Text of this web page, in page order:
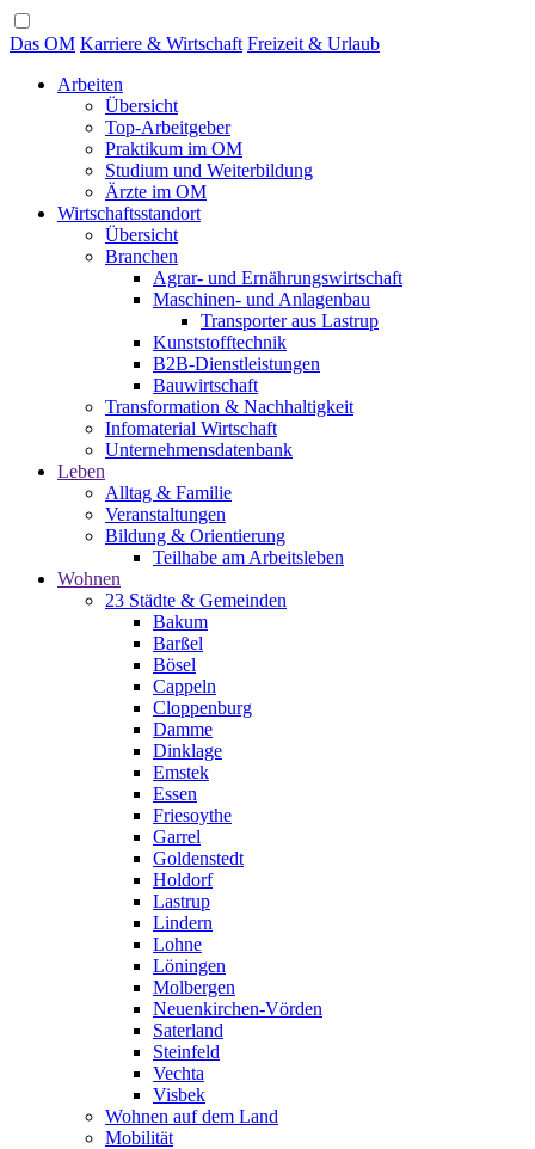
Das OM Karriere & Wirtschaft Freizeit & Urlaub
Arbeiten
Übersicht
Top-Arbeitgeber
Praktikum im OM
Studium und Weiterbildung
Ärzte im OM
Wirtschaftsstandort
Übersicht
Branchen
Agrar- und Ernährungswirtschaft
Maschinen- und Anlagenbau
Transporter aus Lastrup
Kunststofftechnik
B2B-Dienstleistungen
Bauwirtschaft
Transformation & Nachhaltigkeit
Infomaterial Wirtschaft
Unternehmensdatenbank
Leben
Alltag & Familie
Veranstaltungen
Bildung & Orientierung
Teilhabe am Arbeitsleben
Wohnen
23 Städte & Gemeinden
Bakum
Barßel
Bösel
Cappeln
Cloppenburg
Damme
Dinklage
Emstek
Essen
Friesoythe
Garrel
Goldenstedt
Holdorf
Lastrup
Lindern
Lohne
Löningen
Molbergen
Neuenkirchen-Vörden
Saterland
Steinfeld
Vechta
Visbek
Wohnen auf dem Land
Mobilität